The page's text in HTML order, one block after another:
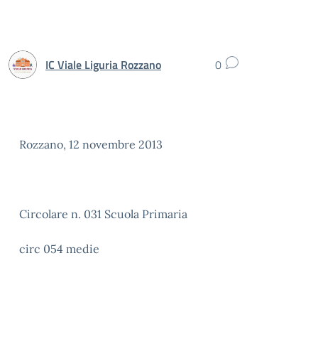
IC Viale Liguria Rozzano 0
Rozzano, 12 novembre 2013
Circolare n. 031 Scuola Primaria
circ 054 medie